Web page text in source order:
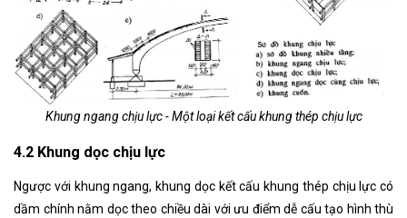
Khung ngang chịu lực - Một loại kết cấu khung thép chịu lực
4.2 Khung dọc chịu lực
Ngược với khung ngang, khung dọc kết cấu khung thép chịu lực có
dầm chính nằm dọc theo chiều dài với ưu điểm dễ cấu tạo hình thù